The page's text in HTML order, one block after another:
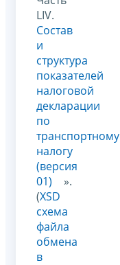
LIV.
Состав
и
структура
показателей
налоговой
декларации
по
транспортному
налогу
(версия
01) ».
(XSD
схема
файла
обмена
в